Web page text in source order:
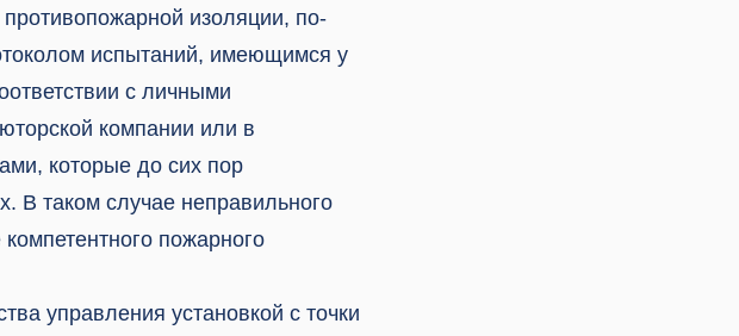
изоляции, по-
испытаний, имеющимся у
с личными
компании или в
которые до сих пор
В таком случае неправильного
пожарного
управления установкой с точки